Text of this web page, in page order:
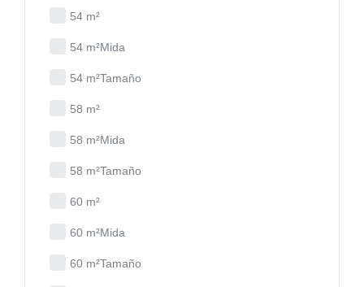
54 m²
54 m²Mida
54 m²Tamaño
58 m²
58 m²Mida
58 m²Tamaño
60 m²
60 m²Mida
60 m²Tamaño